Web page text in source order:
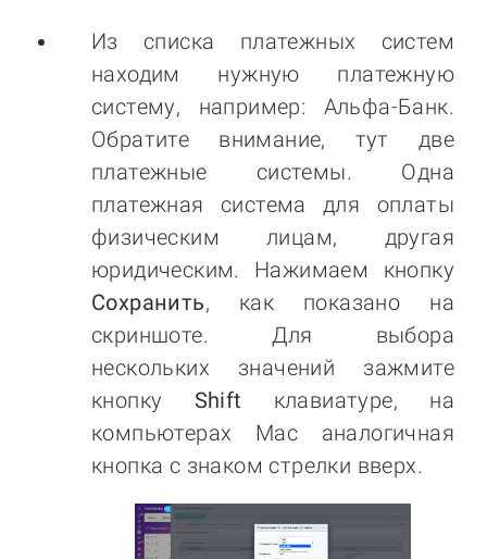
Из списка платежных систем
находим нужную платежную
систему, например: Альфа-Банк.
Обратите внимание, тут две
платежные системы. Одна
платежная система для оплаты
физическим лицам, другая
юридическим. Нажимаем кнопку
Сохранить, как показано на
скриншоте. Для выбора
нескольких значений зажмите
кнопку Shift клавиатуре, на
компьютерах Mac аналогичная
кнопка с знаком стрелки вверх.